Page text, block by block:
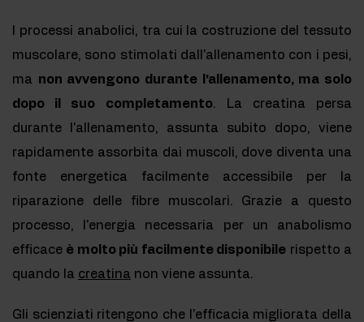
I processi anabolici, tra cui la costruzione del tessuto
muscolare, sono stimolati dall'allenamento con i pesi,
ma non avvengono durante l'allenamento, ma solo
dopo il suo completamento. La creatina persa
durante l'allenamento, assunta subito dopo, viene
rapidamente assorbita dai muscoli, dove diventa una
fonte energetica facilmente accessibile per la
riparazione delle fibre muscolari. Grazie a questo
processo, l'energia necessaria per un anabolismo
efficace è molto più facilmente disponibile rispetto a
quando la creatina non viene assunta.
Gli scienziati ritengono che l'efficacia migliorata della